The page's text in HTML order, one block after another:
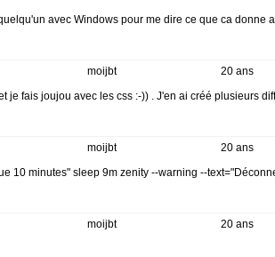
avec Windows pour me dire ce que ca donne
20 ans
moijbt
fais joujou avec les css :-)) . J'en ai créé plusieurs
20 ans
moijbt
10 minutes" sleep 9m zenity --warning --
20 ans
moijbt